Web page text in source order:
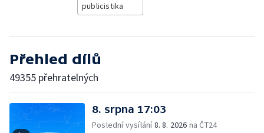
publicistika
Přehled dílů
49355 přehratelných
8. srpna 17:03
Poslední vysílání8. 8. 2026 na ČT24